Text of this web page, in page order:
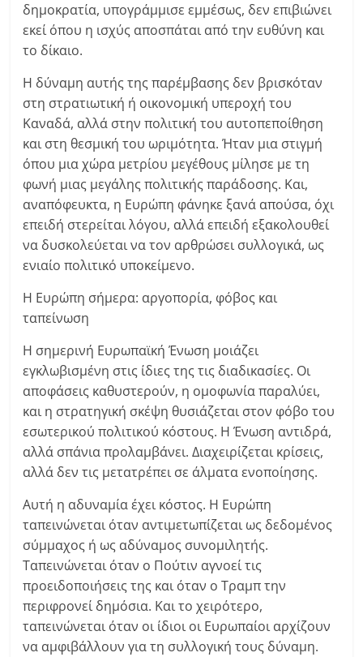
δημοκρατία, υπογράμμισε εμμέσως, δεν επιβιώνει
εκεί όπου η ισχύς αποσπάται από την ευθύνη και
το δίκαιο.
Η δύναμη αυτής της παρέμβασης δεν βρισκόταν
στη στρατιωτική ή οικονομική υπεροχή του
Καναδά, αλλά στην πολιτική του αυτοπεποίθηση
και στη θεσμική του ωριμότητα. Ήταν μια στιγμή
όπου μια χώρα μετρίου μεγέθους μίλησε με τη
φωνή μιας μεγάλης πολιτικής παράδοσης. Και,
αναπόφευκτα, η Ευρώπη φάνηκε ξανά απούσα, όχι
επειδή στερείται λόγου, αλλά επειδή εξακολουθεί
να δυσκολεύεται να τον αρθρώσει συλλογικά, ως
ενιαίο πολιτικό υποκείμενο.
Η Ευρώπη σήμερα: αργοπορία, φόβος και
ταπείνωση
Η σημερινή Ευρωπαϊκή Ένωση μοιάζει
εγκλωβισμένη στις ίδιες της τις διαδικασίες. Οι
αποφάσεις καθυστερούν, η ομοφωνία παραλύει,
και η στρατηγική σκέψη θυσιάζεται στον φόβο του
εσωτερικού πολιτικού κόστους. Η Ένωση αντιδρά,
αλλά σπάνια προλαμβάνει. Διαχειρίζεται κρίσεις,
αλλά δεν τις μετατρέπει σε άλματα ενοποίησης.
Αυτή η αδυναμία έχει κόστος. Η Ευρώπη
ταπεινώνεται όταν αντιμετωπίζεται ως δεδομένος
σύμμαχος ή ως αδύναμος συνομιλητής.
Ταπεινώνεται όταν ο Πούτιν αγνοεί τις
προειδοποιήσεις της και όταν ο Τραμπ την
περιφρονεί δημόσια. Και το χειρότερο,
ταπεινώνεται όταν οι ίδιοι οι Ευρωπαίοι αρχίζουν
να αμφιβάλλουν για τη συλλογική τους δύναμη.